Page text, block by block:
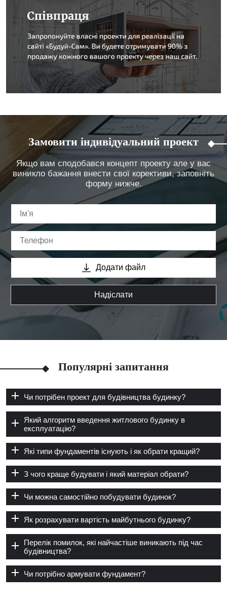
Замовити індивідуальний проект
Якщо вам сподобався концепт проекту але у вас
виникло бажання внести свої корективи, заповніть
форму нижче.
Додати файл
Надіслати
Популярні запитання
Чи потрібен проект для будівництва будинку?
Який алгоритм введення житлового будинку в
експлуатацію?
Які типи фундаментів існують і як обрати кращий?
З чого краще будувати і який матеріал обрати?
Чи можна самостійно побудувати будинок?
Як розрахувати вартість майбутнього будинку?
Перелік помилок, які найчастіше виникають під час
будівництва?
Чи потрібно армувати фундамент?